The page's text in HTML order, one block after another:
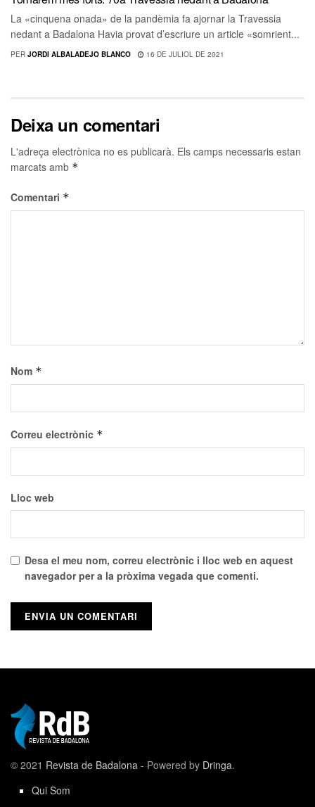
La «cinquena onada» de la pandèmia fa ajornar la Travessia
nedant a Badalona Havia provat d’escriure un article «somrient...
PER JORDI ALBALADEJO BLANCO 16 DE JULIOL DE 2021
Deixa un comentari
L'adreça electrònica no es publicarà. Els camps necessaris estan
marcats amb *
Comentari *
Nom *
Correu electrònic *
Lloc web
Desa el meu nom, correu electrònic i lloc web en aquest
navegador per a la pròxima vegada que comenti.
© 2021 Revista de Badalona - Powered by Dringa.
Qui Som